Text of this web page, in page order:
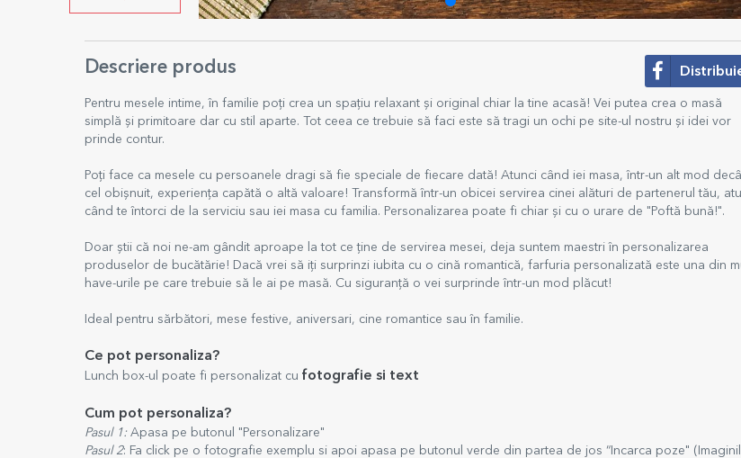
Descriere produs
Pentru mesele intime, în familie poți crea un spațiu relaxant și original chiar la tine acasă! Vei putea crea o masă
simplă și primitoare dar cu stil aparte. Tot ceea ce trebuie să faci este să tragi un ochi pe site-ul nostru și idei vor
prinde contur.
Poți face ca mesele cu persoanele dragi să fie speciale de fiecare dată! Atunci când iei masa, într-un alt mod
cel obișnuit, experiența capătă o altă valoare! Transformă într-un obicei servirea cinei alături de partenerul tău,
când te întorci de la serviciu sau iei masa cu familia. Personalizarea poate fi chiar și cu o urare de "Poftă bună!".
Doar știi că noi ne-am gândit aproape la tot ce ține de servirea mesei, deja suntem maestri în personalizarea
produselor de bucătărie! Dacă vrei să iți surprinzi iubita cu o cină romantică, farfuria personalizată este una din
have-urile pe care trebuie să le ai pe masă. Cu siguranță o vei surprinde într-un mod plăcut!
Ideal pentru sărbători, mese festive, aniversari, cine romantice sau în familie.
Ce pot personaliza?
Lunch box-ul poate fi personalizat cu fotografie si text
Cum pot personaliza?
Pasul 1: Apasa pe butonul "Personalizare"
Pasul 2: Fa click pe o fotografie exemplu si apoi apasa pe butonul verde din partea de jos “Incarca poze"